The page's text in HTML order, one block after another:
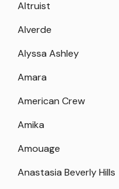
Altruist
Alverde
Alyssa Ashley
Amara
American Crew
Amika
Amouage
Anastasia Beverly Hills